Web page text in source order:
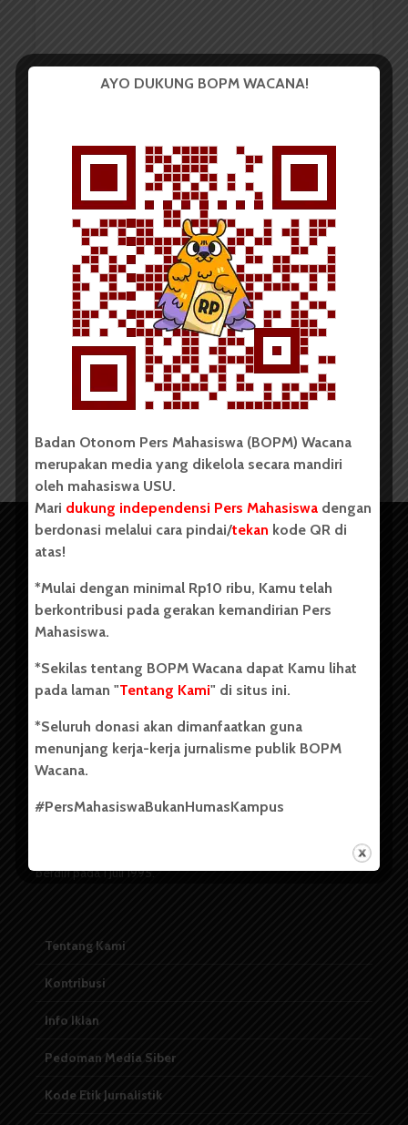
Tim Pengelola KKN LPPM USU
Adakan Sosialisasi
Copyright © 2023. All rights reserved BOPM WACANA.
Badan Otonom Pers Mahasiswa (BOPM) Wacana merupakan
secara mandiri oleh mahasiswa Universitas Sumatera Utara
(USU). Sebelumnya BOPM Wacana merupakan salah satu
berdiri pada 1 Juli 1995.
Tentang Kami
Kontribusi
Info Iklan
Pedoman Media Siber
Kode Etik Jurnalistik
AYO DUKUNG BOPM WACANA!
Badan Otonom Pers Mahasiswa (BOPM) Wacana
merupakan media yang dikelola secara mandiri
oleh mahasiswa USU.
Mari dukung independensi Pers Mahasiswa dengan
berdonasi melalui cara pindai/tekan kode QR di
atas!
*Mulai dengan minimal Rp10 ribu, Kamu telah
berkontribusi pada gerakan kemandirian Pers
Mahasiswa.
*Sekilas tentang BOPM Wacana dapat Kamu lihat
pada laman "Tentang Kami" di situs ini.
*Seluruh donasi akan dimanfaatkan guna
menunjang kerja-kerja jurnalisme publik BOPM
Wacana.
#PersMahasiswaBukanHumasKampus